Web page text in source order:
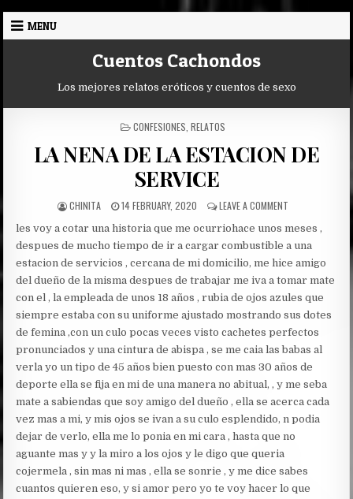
Skip
MENU
Cuentos Cachondos
Los mejores relatos eróticos y cuentos de sexo
POSTED
CONFESIONES RELATOS
LA NENA DE LA ESTACION DE
SERVICE
AUTHOR:
CHINITA
PUBLISHED
14 FEBRUARY, 2020 LEAVE A COMMENTON
NENA
DE
LA
ESTACION
DE
SERVICE
les voy a cotar una historia que me ocurriohace unos meses ,
despues de mucho tiempo de ir a cargar combustible a una
estacion de servicios , cercana de mi domicilio, me hice amigo
del dueño de la misma despues de trabajar me iva a tomar mate
con el , la empleada de unos 18 años , rubia de ojos azules que
siempre estaba con su uniforme ajustado mostrando sus dotes
de femina ,con un culo pocas veces visto cachetes perfectos
pronunciados y una cintura de abispa , se me caia las babas al
verla yo un tipo de 45 años bien puesto con mas 30 años de
deporte ella se fija en mi de una manera no abitual, , y me seba
mate a sabiendas que soy amigo del dueño , ella se acerca cada
vez mas a mi, y mis ojos se ivan a su culo esplendido, n podia
dejar de verlo, ella me lo ponia en mi cara , hasta que no
aguante mas y y la miro a los ojos y le digo que queria
cojermela , sin mas ni mas , ella se sonrie , y me dice sabes
cuantos quieren eso, y si amor pero yo te voy hacer lo que